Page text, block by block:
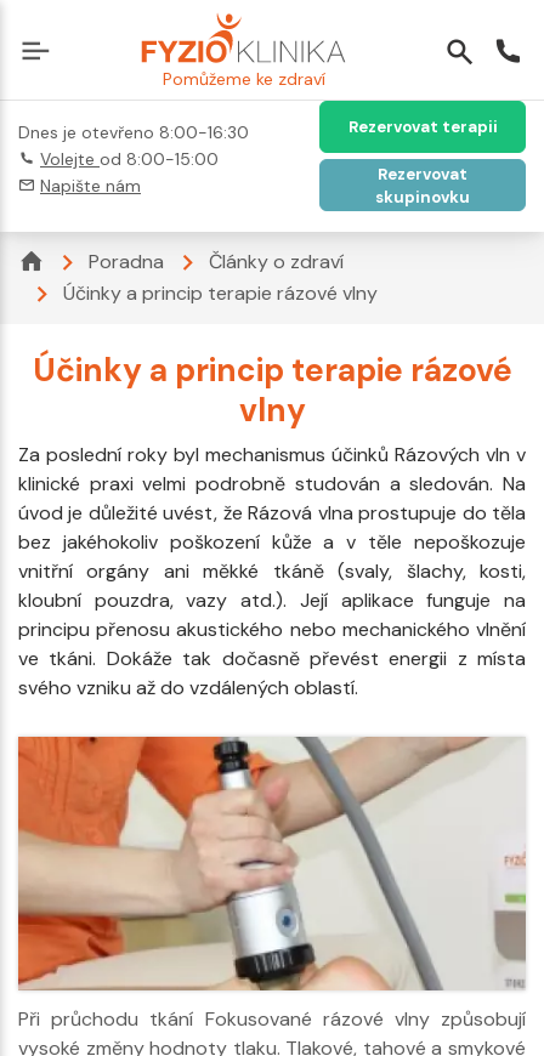
Pomůžeme ke zdraví
Dnes je otevřeno 8:00-16:30
Volejte od 8:00-15:00
Napište nám
Rezervovat terapii
Rezervovat
skupinovku
Poradna
Články o zdraví
Účinky a princip terapie rázové vlny
Účinky a princip terapie rázové
vlny
Za poslední roky byl mechanismus účinků Rázových vln v
klinické praxi velmi podrobně studován a sledován. Na
úvod je důležité uvést, že Rázová vlna prostupuje do těla
bez jakéhokoliv poškození kůže a v těle nepoškozuje
vnitřní orgány ani měkké tkáně (svaly, šlachy, kosti,
kloubní pouzdra, vazy atd.). Její aplikace funguje na
principu přenosu akustického nebo mechanického vlnění
ve tkáni. Dokáže tak dočasně převést energii z místa
svého vzniku až do vzdálených oblastí.
Při průchodu tkání Fokusované rázové vlny způsobují
vysoké změny hodnoty tlaku. Tlakové, tahové a smykové